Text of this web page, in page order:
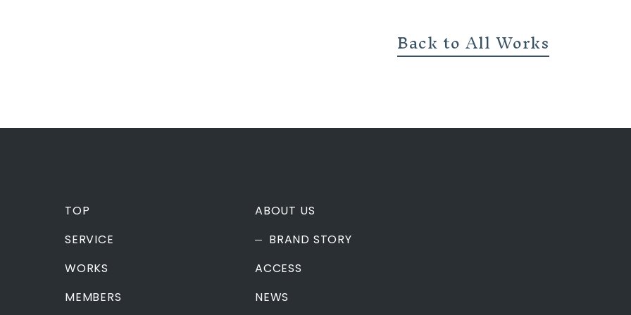
Back to All Works
TOP
SERVICE
WORKS
MEMBERS
ABOUT US
BRAND STORY
ACCESS
NEWS